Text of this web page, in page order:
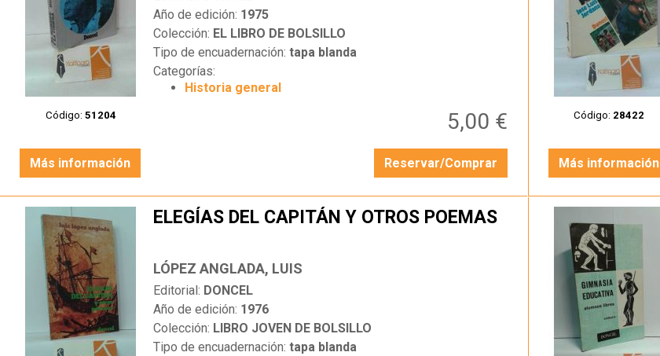
Código: 51204
Año de edición: 1975
Colección: EL LIBRO DE BOLSILLO
Tipo de encuadernación:tapa blanda
Categorías:
Historia general
5,00 €
Más información Reservar/Comprar
Código: 28422
Más información
ELEGÍAS DEL CAPITÁN Y OTROS POEMAS
LÓPEZ ANGLADA, LUIS
Editorial: DONCEL
Año de edición: 1976
Colección: LIBRO JOVEN DE BOLSILLO
Tipo de encuadernación:tapa blanda